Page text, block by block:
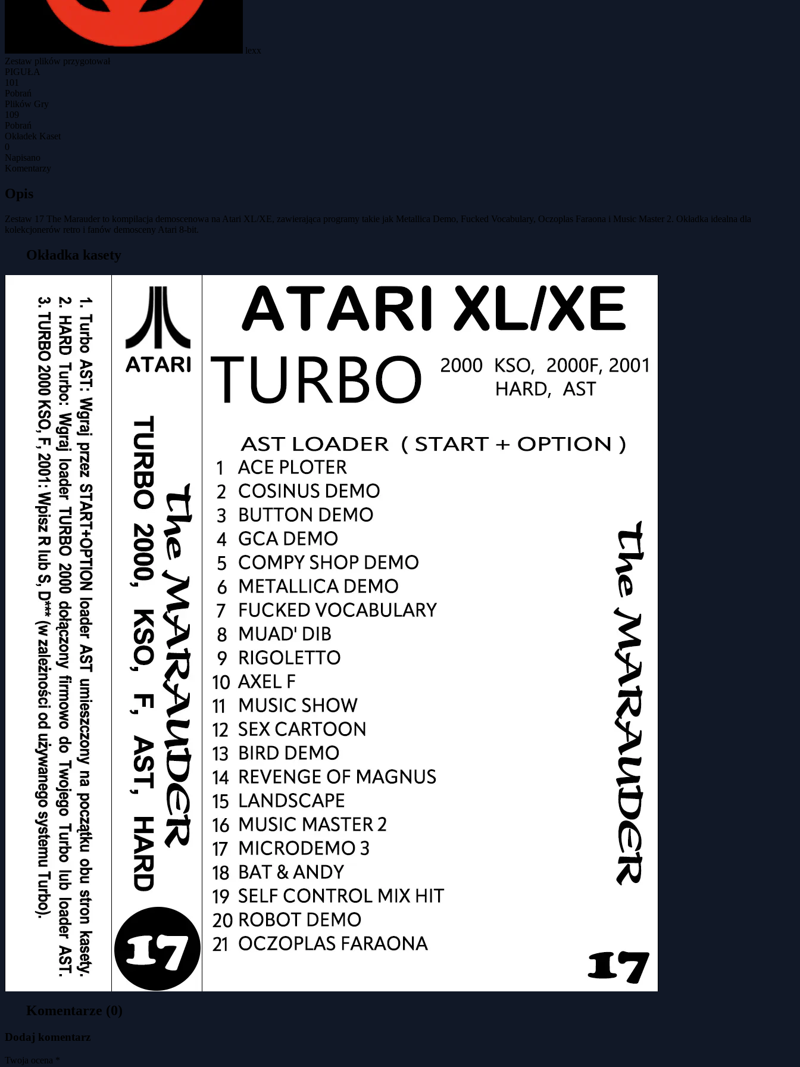
lexx
Zestaw plików przygotował
PIGUŁA
101
Pobrań
Plików Gry
109
Pobrań
Okładek Kaset
0
Napisano
Komentarzy
Opis
Zestaw 17 The Marauder to kompilacja demoscenowa na Atari XL/XE, zawierająca programy takie jak Metallica Demo, Fucked Vocabulary, Oczoplas Faraona i Music Master 2. Okładka idealna dla
kolekcjonerów retro i fanów demosceny Atari 8-bit.
Okładka kasety
Komentarze (0)
Dodaj komentarz
Twoja ocena *